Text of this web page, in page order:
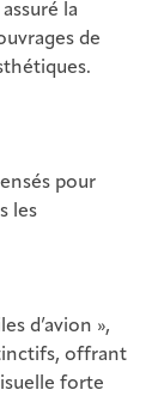
la
de
pour
les
d’avion »,
offrant
forte